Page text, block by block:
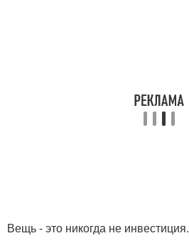
Вещь - это никогда не инвестиция.